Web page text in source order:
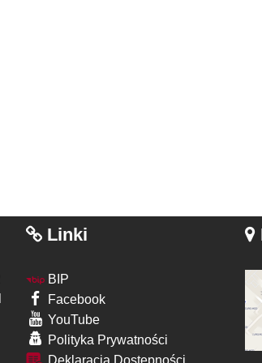
Linki
BIP
Facebook
YouTube
Polityka Prywatności